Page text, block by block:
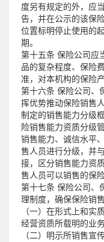
度另有规定的外，应
告，并在公示的该保
位置标明停止使用的
期。
第十五条 保险公司应
品的复杂程度、保险
准，对本机构的保险
第十六条 保险公司、
挥优势推动保险销售
制定的销售能力分级
险销售能力资质分级
销售能力、诚信水平
售人员进行分级，并
接，区分销售能力资
售人员可以销售的保险
第十七条 保险公司、
理制度，确保保险销
（一）在形式上和实
经营资质所载明的业
（二）明示所销售宣